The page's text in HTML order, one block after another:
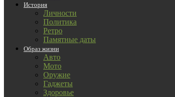
История
Личности
Политика
Ретро
Памятные даты
Образ жизни
Авто
Мото
Оружие
Гаджеты
Здоровье